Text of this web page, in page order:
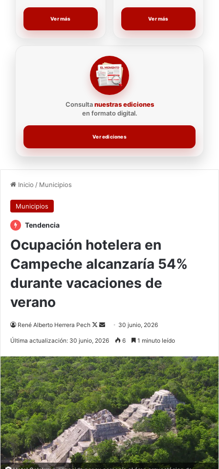
Ver más
Consultanuestras ediciones
en formato digital.
Ver ediciones
Ver más
Inicio / Municipios
Municipios
Tendencia
Ocupación hotelera en
Campeche alcanzaría 54%
durante vacaciones de
verano
René Alberto Herrera Pech
Follow
Send 30 junio, 2026
Última actualización: 30 junio, 2026 6 1 minuto leído